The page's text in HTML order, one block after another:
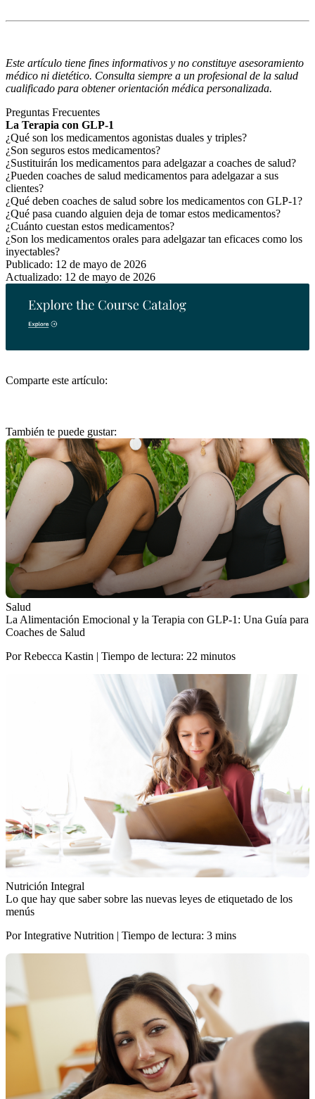
Comparte este artículo:
Este artículo tiene fines informativos y no constituye asesoramiento
médico ni dietético. Consulta siempre a un profesional de la salud
cualificado para obtener orientación médica personalizada.
Preguntas Frecuentes
La Terapia con GLP-1
¿Qué son los medicamentos agonistas duales y triples?
¿Son seguros estos medicamentos?
¿Sustituirán los medicamentos para adelgazar a coaches de salud?
¿Pueden coaches de salud medicamentos para adelgazar a sus
clientes?
¿Qué deben coaches de salud sobre los medicamentos con GLP-1?
¿Qué pasa cuando alguien deja de tomar estos medicamentos?
¿Cuánto cuestan estos medicamentos?
¿Son los medicamentos orales para adelgazar tan eficaces como los
inyectables?
Publicado: 12 de mayo de 2026
Actualizado: 12 de mayo de 2026
También te puede gustar:
Salud
La Alimentación Emocional y la Terapia con GLP-1: Una Guía para
Coaches de Salud
Por Rebecca Kastin | Tiempo de lectura: 22 minutos
Nutrición Integral
Lo que hay que saber sobre las nuevas leyes de etiquetado de los
menús
Por Integrative Nutrition | Tiempo de lectura: 3 mins